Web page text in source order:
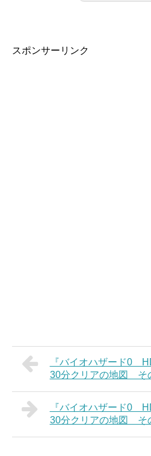
スポンサーリンク
『バイオハザード0
30分クリアの地図 そ
『バイオハザード0
30分クリアの地図 そ